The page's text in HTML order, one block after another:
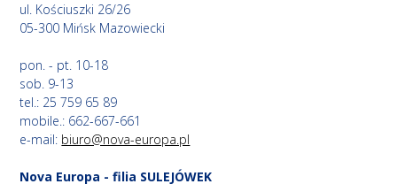
ul. Kościuszki 26/26
05-300 Mińsk Mazowiecki
pon. - pt. 10-18
sob. 9-13
tel.: 25 759 65 89
mobile.: 662-667-661
e-mail: biuro@nova-europa.pl
Nova Europa - filia SULEJÓWEK